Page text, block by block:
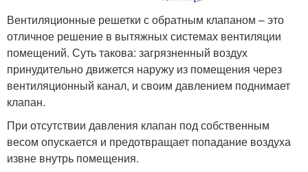
Вентиляционные решетки с обратным клапаном – это
отличное решение в вытяжных системах вентиляции
помещений. Суть такова: загрязненный воздух
принудительно движется наружу из помещения через
вентиляционный канал, и своим давлением поднимает
клапан.
При отсутствии давления клапан под собственным
весом опускается и предотвращает попадание воздуха
извне внутрь помещения.